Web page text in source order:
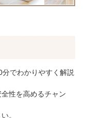
でわかりやすく解説
性を高めるチャン
。